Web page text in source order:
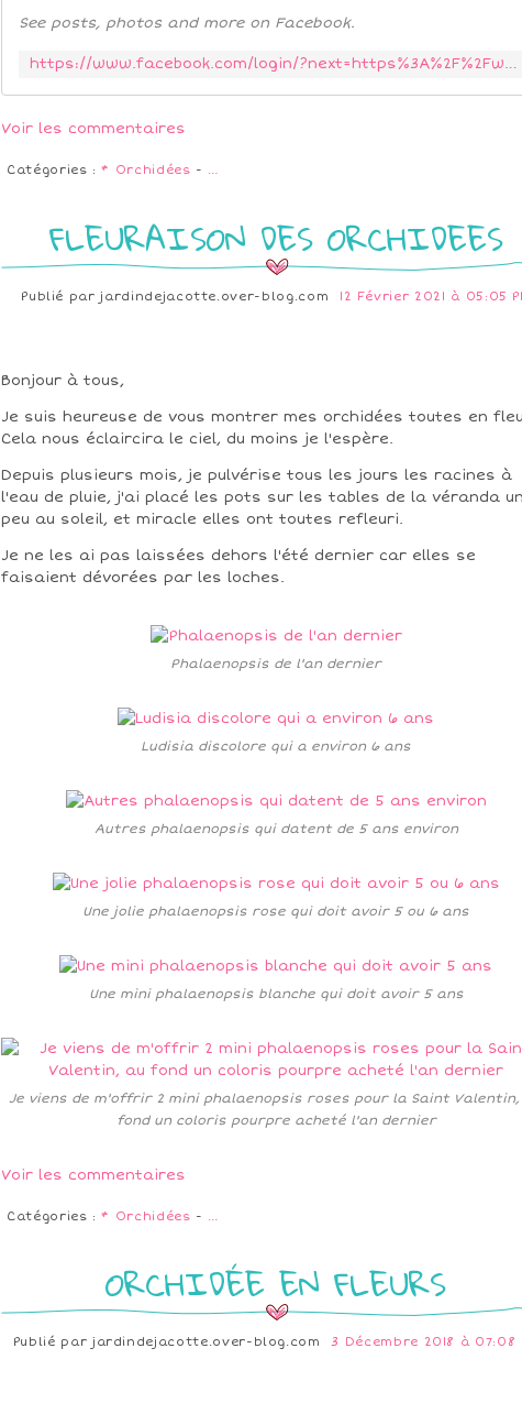
See posts, photos and more on Facebook.
https://www.facebook.com/login/?next=https%3A%2F%2Fwww.facebook.com%2Fgroups%2F916210388822058%2F%3Fhoisted_section_header_type%3Drecently_seen%26multi_permalinks%3D1637124443397312
Voir les commentaires
Catégories :* Orchidées - …
FLEURAISON DES ORCHIDEES
Publié parjardindejacotte.over-blog.com 12 Février 2021 à 05:05
Bonjour à tous,
Je suis heureuse de vous montrer mes orchidées toutes en
Cela nous éclaircira le ciel, du moins je l'espère.
Depuis plusieurs mois, je pulvérise tous les jours les racines à
l'eau de pluie, j'ai placé les pots sur les tables de la véranda
peu au soleil, et miracle elles ont toutes refleuri.
Je ne les ai pas laissées dehors l'été dernier car elles se
faisaient dévorées par les loches.
Phalaenopsis de l'an dernier
Ludisia discolore qui a environ 6 ans
Autres phalaenopsis qui datent de 5 ans environ
Une jolie phalaenopsis rose qui doit avoir 5 ou 6 ans
Une mini phalaenopsis blanche qui doit avoir 5 ans
Je viens de m'offrir 2 mini phalaenopsis roses pour la Saint
fond un coloris pourpre acheté l'an dernier
Voir les commentaires
Catégories :* Orchidées - …
ORCHIDÉE EN FLEURS
Publié par jardindejacotte.over-blog.com 3 Décembre 2018 à 07:08